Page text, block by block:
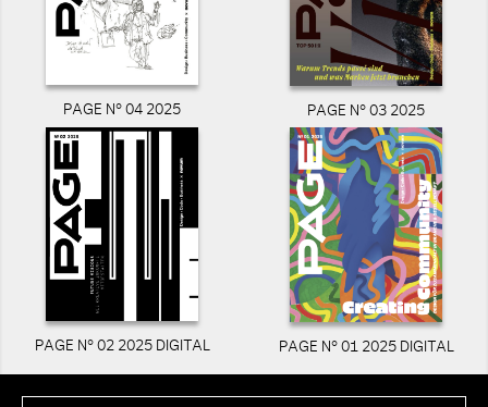
PAGE N° 04 2025 PAGE N° 03 2025
PAGE N° 02 2025 DIGITAL PAGE N° 01 2025 DIGITAL